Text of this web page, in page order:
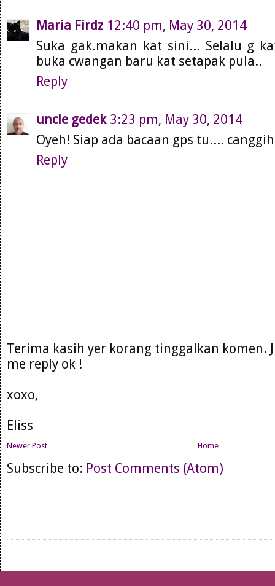
Maria Firdz 12:40 pm, May 30, 2014
Suka gak.makan kat sini... Selalu g
buka cwangan baru kat setapak pula..
Reply
uncle gedek 3:23 pm, May 30, 2014
Oyeh! Siap ada bacaan gps tu....
Reply
Terima kasih yer korang tinggalkan komen.
me reply ok !
xoxo,
Eliss
Newer Post Home
Subscribe to: Post Comments (Atom)